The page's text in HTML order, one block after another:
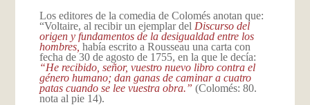
Los editores de la comedia de Colomés anotan que:
“Voltaire, al recibir un ejemplar del Discurso del
origen y fundamentos de la desigualdad entre los
hombres, había escrito a Rousseau una carta con
fecha de 30 de agosto de 1755, en la que le decía:
“He recibido, señor, vuestro nuevo libro contra el
género humano; dan ganas de caminar a cuatro
patas cuando se lee vuestra obra.” (Colomés: 80.
nota al pie 14).